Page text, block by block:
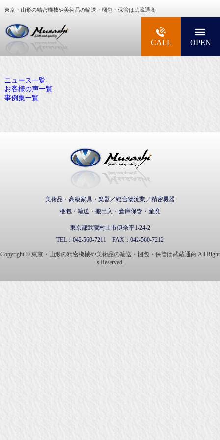
東京・山形の精密機械や美術品の輸送・梱包・保管は武蔵通商
大型精密機械・美術品・高級楽器の梱包・輸送
CALL OPEN
ニュース一覧
お客様の声一覧
事例集一覧
美術品・高級家具・楽器／総合物流業／精密機器
梱包・輸送・搬出入・倉庫保管・産廃
東京都武蔵村山市伊奈平1-24-2
TEL： 042-560-7211 FAX： 042-560-7212
Copyright © 東京・山形の精密機械や美術品の輸送・梱包・保管は武蔵通商 All Right
s Reserved.